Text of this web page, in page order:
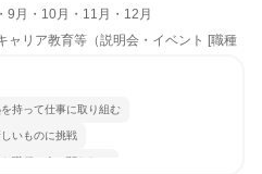
9月・10月・11月・12月
ャリア教育等（説明会・イベント [職種
持って仕事に取り組む
いものに挑戦
な職種の人と関われる